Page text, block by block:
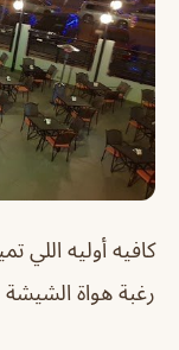
كافيه أوليه اللي
رغبة هواة